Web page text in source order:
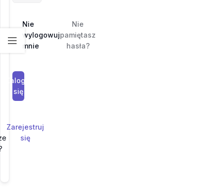
Nie
wylogowuj
mnie
Nie
pamiętasz
hasła?
Zaloguj
się
Zarejestruj
się